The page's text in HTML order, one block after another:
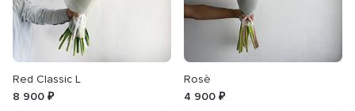
Red Classic L
8 900 ₽
Rosè
4 900 ₽